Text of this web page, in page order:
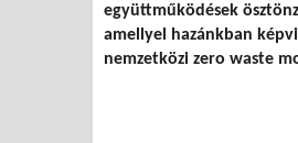
együttműködések
amellyel hazánkban
nemzetközi zero waste